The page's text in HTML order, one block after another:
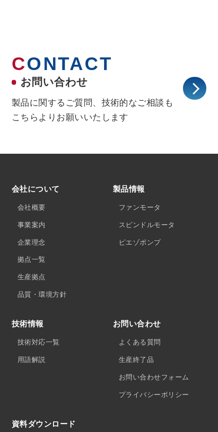
CONTACT
お問い合わせ
製品に関するご質問、技術的なご相談も
こちらよりお願いいたします
会社について
会社概要
事業案内
企業理念
拠点一覧
生産拠点
品質・環境方針
製品情報
ファンモータ
スピンドルモータ
ピエゾポンプ
技術情報
技術対応一覧
用語解説
お問い合わせ
よくある質問
生産終了品
お問い合わせフォーム
プライバシーポリシー
資料ダウンロード